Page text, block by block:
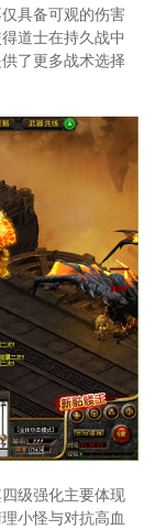
具备可观的伤害
道士在持久战中
了更多战术选择
级强化主要体现
小怪与对抗高血